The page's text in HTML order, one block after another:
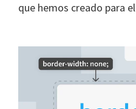
que hemos creado para el